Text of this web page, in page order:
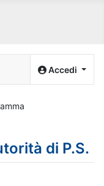
Accedi
di P.S.